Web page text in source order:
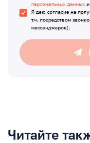
персональных данных
Я даю согласие на
т.ч. посредством
мессенджеров).
Читайте